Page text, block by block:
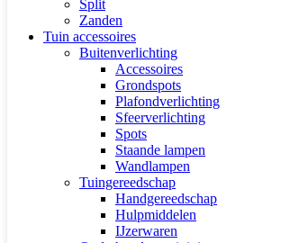
Split
Zanden
Tuin accessoires
Buitenverlichting
Accessoires
Grondspots
Plafondverlichting
Sfeerverlichting
Spots
Staande lampen
Wandlampen
Tuingereedschap
Handgereedschap
Hulpmiddelen
IJzerwaren